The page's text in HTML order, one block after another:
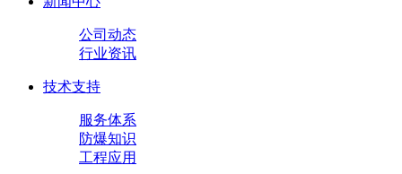
公司动态
行业资讯
技术支持
服务体系
防爆知识
工程应用